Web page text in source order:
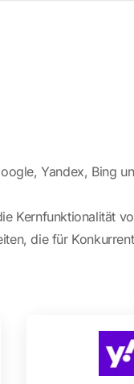
Yandex, Bing
Kernfunktionalität
die für